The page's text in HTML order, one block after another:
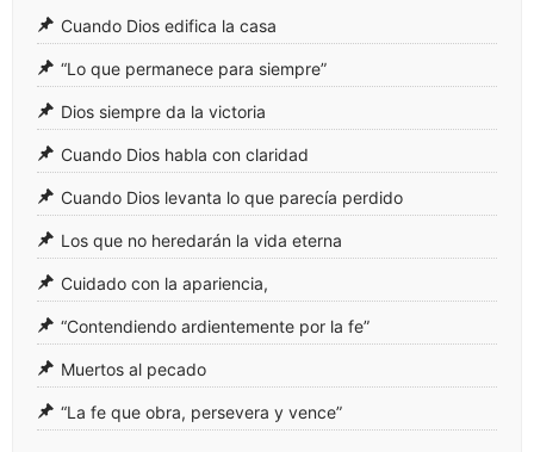
Cuando Dios edifica la casa
“Lo que permanece para siempre”
Dios siempre da la victoria
Cuando Dios habla con claridad
Cuando Dios levanta lo que parecía perdido
Los que no heredarán la vida eterna
Cuidado con la apariencia,
“Contendiendo ardientemente por la fe”
Muertos al pecado
“La fe que obra, persevera y vence”